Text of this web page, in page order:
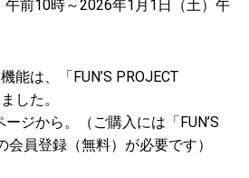
前10時～2026年1月1日（土）午
能は、「FUN’S PROJECT
した。
ジから。（ご購入には「FUN’S
会員登録（無料）が必要です）